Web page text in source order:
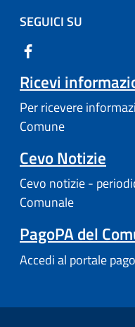
SEGUICI SU
Ricevi
Per ricevere
Comune
Cevo Notizie
Cevo notizie -
Comunale
PagoPA del
Accedi al portale